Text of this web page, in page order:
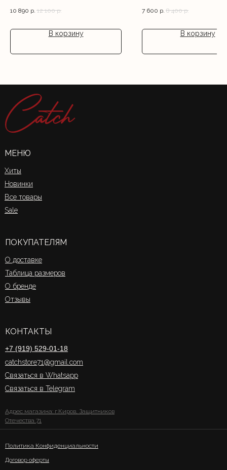
10 890 р. 12 100 р.
В корзину
7 600 р. 8 400 р.
В корзину
МЕНЮ
ПОКУПАТЕЛЯМ
КОНТАКТЫ
Хиты
О доставке
+7 (919) 529-01-18
Все товары
О бренде
Связаться в Whatsapp
Новинки
Таблица размеров
catchstore71@gmail.com
Sale
Отзывы
Связаться в Telegram
Политика Конфиденциальности
Адрес магазина: г.Киров, Защитников
Отечества 71
Договор оферты